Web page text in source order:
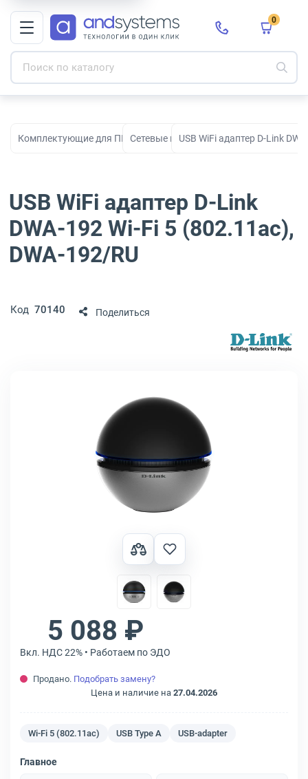
0
Комплектующие для ПК, сборки и модернизации
Сетевые картыUSB WiFi адаптер D-Link
USB WiFi адаптер D-Link
DWA-192 Wi-Fi 5 (802.11ac),
DWA-192/RU
Код 70140 Поделиться
5 088 ₽
Вкл. НДС 22% • Работаем по ЭДО
Продано. Подобрать замену?
Цена и наличие на 27.04.2026
Wi-Fi 5 (802.11ac) USB Type A USB-adapter
Главное